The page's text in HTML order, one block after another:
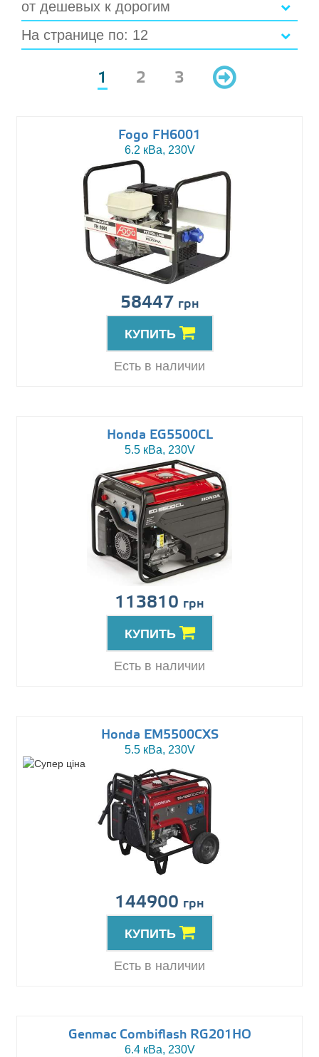
от дешевых к дорогим
На странице по: 12
1 2 3
Fogo FH6001
6.2 кВа, 230V
58447 грн
КУПИТЬ
Есть в наличии
Honda EG5500CL
5.5 кВа, 230V
113810 грн
КУПИТЬ
Есть в наличии
Honda EM5500CXS
5.5 кВа, 230V
144900 грн
КУПИТЬ
Есть в наличии
Genmac Combiflash RG201HO
6.4 кВа, 230V